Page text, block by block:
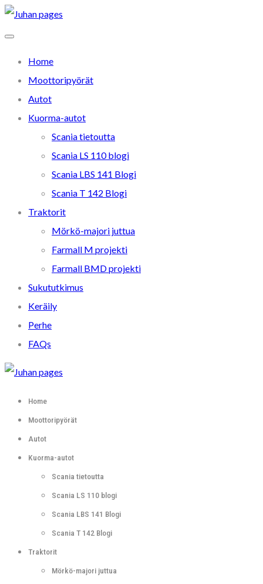
Home
Moottoripyörät
Autot
Kuorma-autot
Scania tietoutta
Scania LS 110 blogi
Scania LBS 141 Blogi
Scania T 142 Blogi
Traktorit
Mörkö-majori juttua
Farmall M projekti
Farmall BMD projekti
Sukututkimus
Keräily
Perhe
FAQs
Home
Moottoripyörät
Autot
Kuorma-autot
Scania tietoutta
Scania LS 110 blogi
Scania LBS 141 Blogi
Scania T 142 Blogi
Traktorit
Mörkö-majori juttua